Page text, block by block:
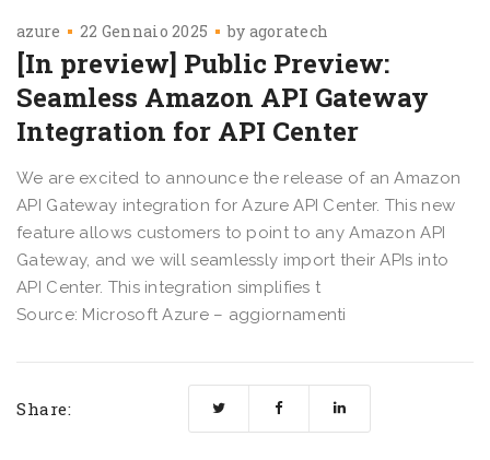
azure 22 Gennaio 2025 by agoratech
[In preview] Public Preview:
Seamless Amazon API Gateway
Integration for API Center
We are excited to announce the release of an Amazon
API Gateway integration for Azure API Center. This new
feature allows customers to point to any Amazon API
Gateway, and we will seamlessly import their APIs into
API Center. This integration simplifies t
Source: Microsoft Azure – aggiornamenti
Share: